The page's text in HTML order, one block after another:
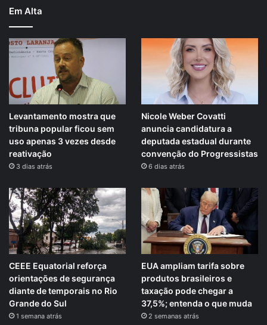
Em Alta
Levantamento mostra que
tribuna popular ficou sem
uso apenas 3 vezes desde
reativação
3 dias atrás
Nicole Weber Covatti
anuncia candidatura a
deputada estadual durante
convenção do Progressistas
6 dias atrás
CEEE Equatorial reforça
orientações de segurança
diante de temporais no Rio
Grande do Sul
1 semana atrás
EUA ampliam tarifa sobre
produtos brasileiros e
taxação pode chegar a
37,5%; entenda o que muda
2 semanas atrás